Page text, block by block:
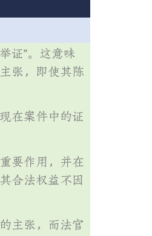
证”。这意味
张，即使其陈
在案件中的证
要作用，并在
合法权益不因
主张，而法官